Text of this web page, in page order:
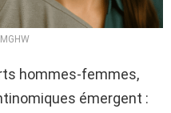
hommes-femmes,
émergent :